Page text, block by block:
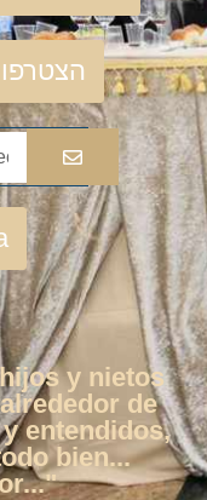
y nietos
de
entendidos,
bien...